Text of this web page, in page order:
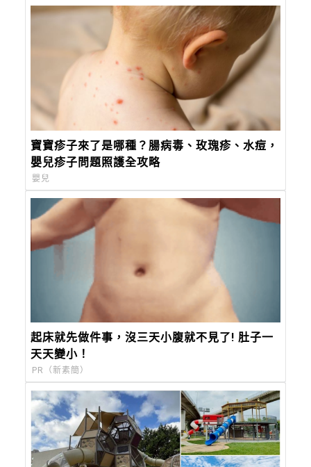
寶寶疹子來了是哪種？腸病毒、玫瑰疹、水痘，
嬰兒疹子問題照護全攻略
嬰兒
起床就先做件事，沒三天小腹就不見了! 肚子一
天天變小！
PR（新素簡）